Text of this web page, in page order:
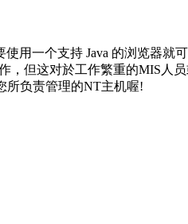
一个支持 Java 的浏览器就可
，但这对於工作繁重的MIS
所负责管理的NT主机喔!